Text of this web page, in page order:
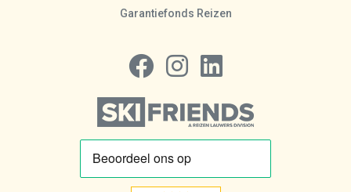
Garantiefonds Reizen
Volg ons op Facebook
Volg ons op Instagram
Volg ons op LinkedIn